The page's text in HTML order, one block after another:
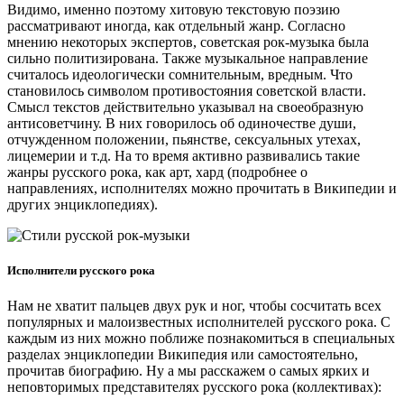
Видимо, именно поэтому хитовую текстовую поэзию
рассматривают иногда, как отдельный жанр. Согласно
мнению некоторых экспертов, советская рок-музыка была
сильно политизирована. Также музыкальное направление
считалось идеологически сомнительным, вредным. Что
становилось символом противостояния советской власти.
Смысл текстов действительно указывал на своеобразную
антисоветчину. В них говорилось об одиночестве души,
отчужденном положении, пьянстве, сексуальных утехах,
лицемерии и т.д. На то время активно развивались такие
жанры русского рока, как арт, хард (подробнее о
направлениях, исполнителях можно прочитать в Википедии и
других энциклопедиях).
Исполнители русского рока
Нам не хватит пальцев двух рук и ног, чтобы сосчитать всех
популярных и малоизвестных исполнителей русского рока. С
каждым из них можно поближе познакомиться в специальных
разделах энциклопедии Википедия или самостоятельно,
прочитав биографию. Ну а мы расскажем о самых ярких и
неповторимых представителях русского рока (коллективах):